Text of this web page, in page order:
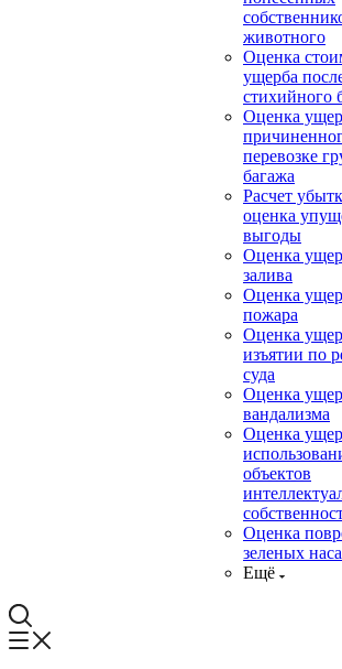
животного
Оценка
ущерба
стихийного
Оценка
перевозке
багажа
Расчет
оценка
выгоды
Оценка
залива
Оценка
пожара
Оценка
изъятии по
суда
Оценка
вандализма
Оценка
объектов
Оценка
зеленых
Ещё